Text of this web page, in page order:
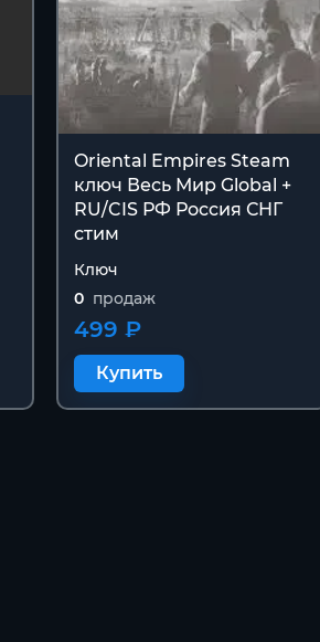
Oriental Empires Steam
ключ Весь Мир Global +
RU/CIS РФ Россия СНГ
стим
Ключ
0 продаж
499 ₽
Купить